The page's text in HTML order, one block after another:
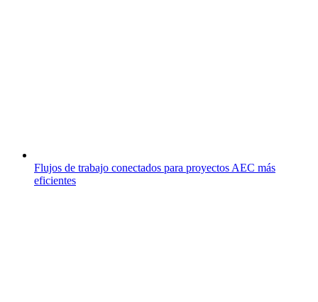
Flujos de trabajo conectados para proyectos AEC más
eficientes